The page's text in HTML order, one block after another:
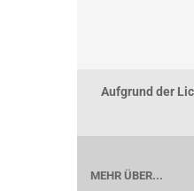
Aufgrund der
MEHR ÜBER...